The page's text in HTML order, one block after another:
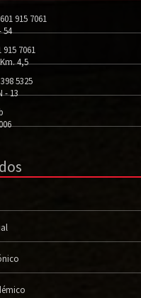
915 7061
54
915 7061
4,5
5325
- 13